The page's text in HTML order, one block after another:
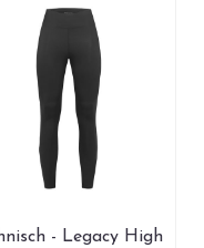
- Legacy High